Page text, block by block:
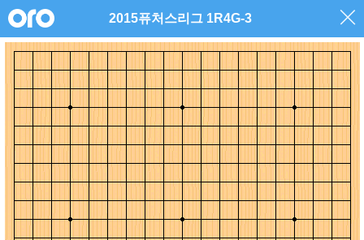
2015퓨처스리그 1R4G-3